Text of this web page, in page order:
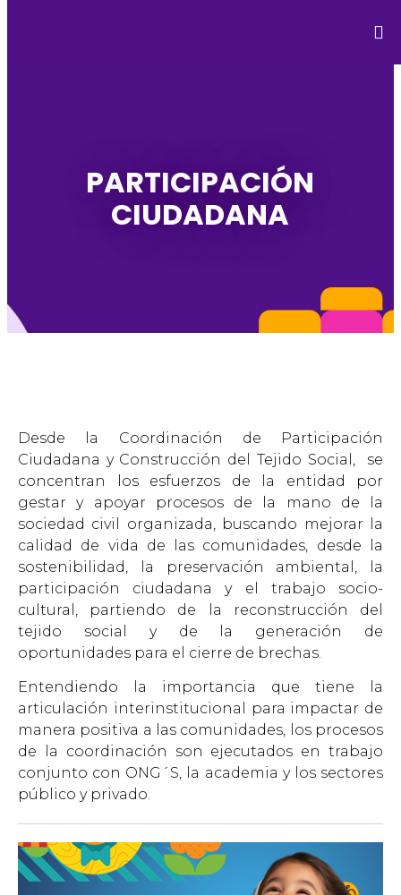
PARTICIPACIÓN
CIUDADANA
Desde la Coordinación de Participación
Ciudadana y Construcción del Tejido Social, se
concentran los esfuerzos de la entidad por
gestar y apoyar procesos de la mano de la
sociedad civil organizada, buscando mejorar la
calidad de vida de las comunidades, desde la
sostenibilidad, la preservación ambiental, la
participación ciudadana y el trabajo socio-
cultural, partiendo de la reconstrucción del
tejido social y de la generación de
oportunidades para el cierre de brechas.
Entendiendo la importancia que tiene la
articulación interinstitucional para impactar de
manera positiva a las comunidades, los procesos
de la coordinación son ejecutados en trabajo
conjunto con ONG´S, la academia y los sectores
público y privado.